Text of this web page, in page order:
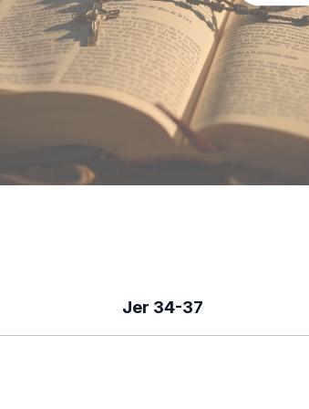
Jer 34-37